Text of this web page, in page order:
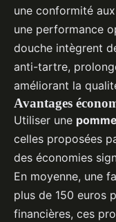
une conformité
une performance
douche intègrent
anti-tartre,
améliorant la
Avantages
Utiliser une
celles proposées
des économies
En moyenne, une
plus de 150 euros
financières, ces